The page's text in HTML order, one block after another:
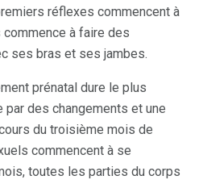
réflexes commencent à
à faire des
ses bras et ses jambes.
prénatal dure le plus
par des changements et une
du troisième mois de
commencent à se
toutes les parties du corps